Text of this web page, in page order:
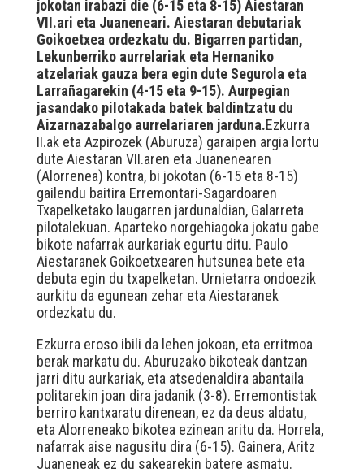
jokotan irabazi die (6-15 eta 8-15) Aiestaran
VII.ari eta Juaneneari. Aiestaran debutariak
Goikoetxea ordezkatu du. Bigarren partidan,
Lekunberriko aurrelariak eta Hernaniko
atzelariak gauza bera egin dute Segurola eta
Larrañagarekin (4-15 eta 9-15). Aurpegian
jasandako pilotakada batek baldintzatu du
Aizarnazabalgo aurrelariaren jarduna.Ezkurra
II.ak eta Azpirozek (Aburuza) garaipen argia lortu
dute Aiestaran VII.aren eta Juanenearen
(Alorrenea) kontra, bi jokotan (6-15 eta 8-15)
gailendu baitira Erremontari-Sagardoaren
Txapelketako laugarren jardunaldian, Galarreta
pilotalekuan. Aparteko norgehiagoka jokatu gabe
bikote nafarrak aurkariak egurtu ditu. Paulo
Aiestaranek Goikoetxearen hutsunea bete eta
debuta egin du txapelketan. Urnietarra ondoezik
aurkitu da egunean zehar eta Aiestaranek
ordezkatu du.
Ezkurra eroso ibili da lehen jokoan, eta erritmoa
berak markatu du. Aburuzako bikoteak dantzan
jarri ditu aurkariak, eta atsedenaldira abantaila
politarekin joan dira jadanik (3-8). Erremontistak
berriro kantxaratu direnean, ez da deus aldatu,
eta Alorreneako bikotea ezinean aritu da. Horrela,
nafarrak aise nagusitu dira (6-15). Gainera, Aritz
Juaneneak ez du sakearekin batere asmatu.